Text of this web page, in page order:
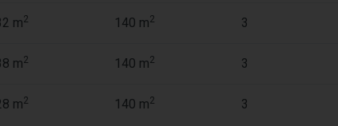
m2 140 m2 3
m2 140 m2 3
m2 140 m2 3